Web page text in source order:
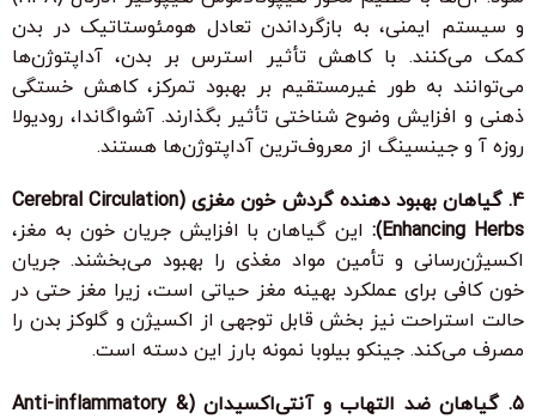
و سیستم ایمنی، به بازگرداندن تعادل هومئوستاتیک در بدن
کمک می‌کنند. با کاهش تأثیر استرس بر بدن، آداپتوژن‌ها
می‌توانند به طور غیرمستقیم بر بهبود تمرکز، کاهش خستگی
ذهنی و افزایش وضوح شناختی تأثیر بگذارند. آشواگاندا، رودیولا
روزه آ و جینسینگ از معروف‌ترین آداپتوژن‌ها هستند.
4. گیاهان بهبود دهنده گردش خون مغزی (Cerebral Circulation
Enhancing Herbs): این گیاهان با افزایش جریان خون به مغز،
اکسیژن‌رسانی و تأمین مواد مغذی را بهبود می‌بخشند. جریان
خون کافی برای عملکرد بهینه مغز حیاتی است، زیرا مغز حتی در
حالت استراحت نیز بخش قابل توجهی از اکسیژن و گلوکز بدن را
مصرف می‌کند. جینکو بیلوبا نمونه بارز این دسته است.
5. گیاهان ضد التهاب و آنتی‌اکسیدان (Anti-inflammatory &